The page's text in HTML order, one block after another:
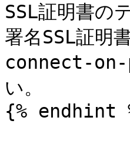
SSL証明書の
署名SSL証
connect-on-
い。
{% endhint